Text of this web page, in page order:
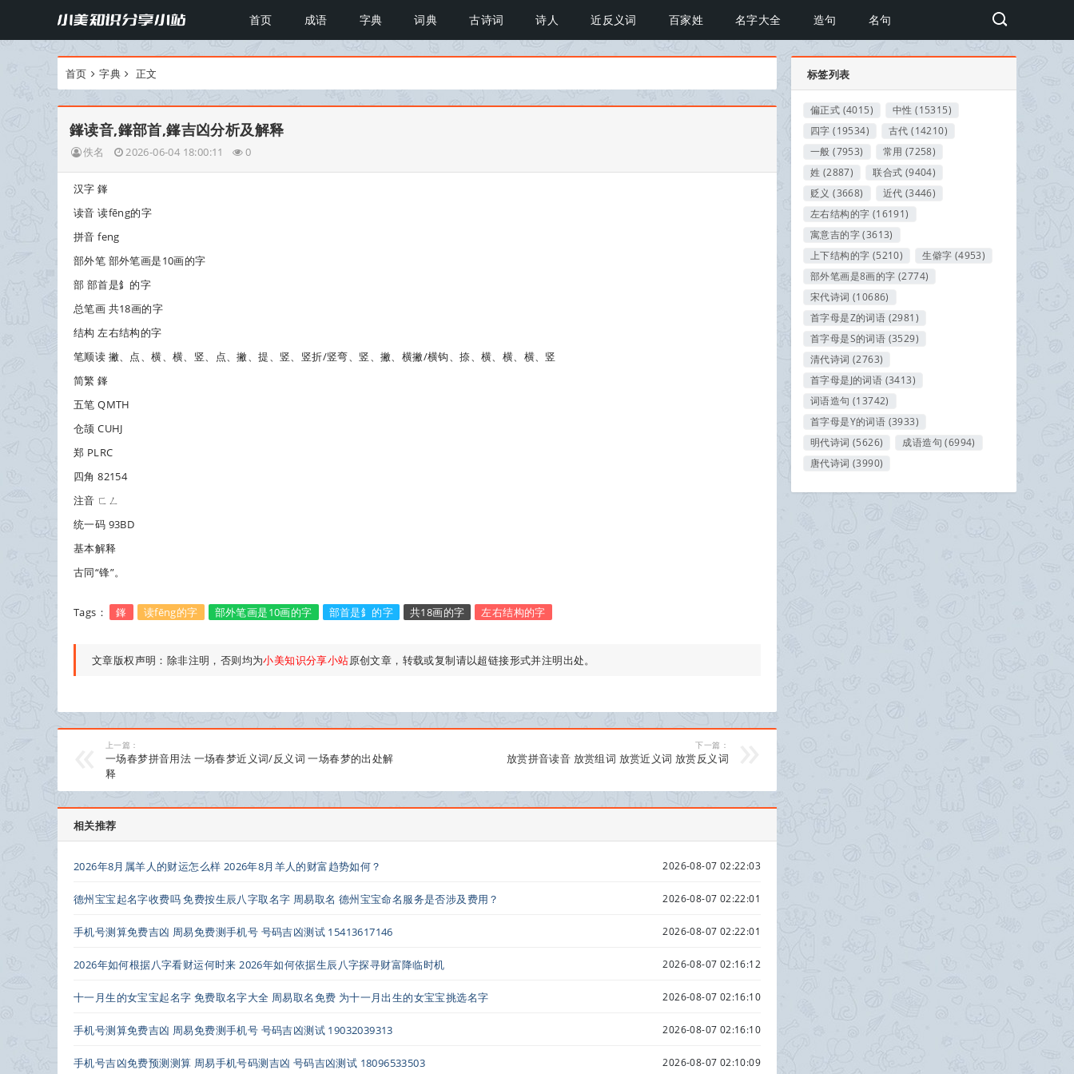
首页 成语 字典 词典 古诗词 诗人 近反义词 百家姓 名字大全 造句 名句
首页 字典 正文
鎽读音,鎽部首,鎽吉凶分析及解释
佚名 2026-06-04 18:00:11 0
汉字鎽
读音 读fēng的字
拼音 feng
部外笔 部外笔画是10画的字
部 部首是釒的字
总笔画 共18画的字
结构 左右结构的字
笔顺读 撇、点、横、横、竖、点、撇、提、竖、竖折/竖弯、竖、撇、横撇/横钩、捺、横、横、横、竖
简繁 鎽
五笔 QMTH
仓颉 CUHJ
郑 PLRC
四角 82154
注音 ㄈㄥ
统一码 93BD
基本解释
古同“锋”。
Tags： 鎽 读fēng的字 部外笔画是10画的字 部首是釒的字 共18画的字 左右结构的字
文章版权声明：除非注明，否则均为小美知识分享小站原创文章，转载或复制请以超链接形式并注明出处。
上一篇：
一场春梦拼音用法 一场春梦近义词/反义词 一场春梦的出处解
释
下一篇：
放赏拼音读音 放赏组词 放赏近义词 放赏反义词
相关推荐
2026年8月属羊人的财运怎么样 2026年8月羊人的财富趋势如何？ 2026-08-07 02:22:03
德州宝宝起名字收费吗 免费按生辰八字取名字 周易取名 德州宝宝命名服务是否涉及费用？ 2026-08-07 02:22:01
手机号测算免费吉凶 周易免费测手机号 号码吉凶测试 15413617146 2026-08-07 02:22:01
2026年如何根据八字看财运何时来 2026年如何依据生辰八字探寻财富降临时机 2026-08-07 02:16:12
十一月生的女宝宝起名字 免费取名字大全 周易取名免费 为十一月出生的女宝宝挑选名字 2026-08-07 02:16:10
手机号测算免费吉凶 周易免费测手机号 号码吉凶测试 19032039313 2026-08-07 02:16:10
手机号吉凶免费预测测算 周易手机号码测吉凶 号码吉凶测试 18096533503 2026-08-07 02:10:09
标签列表
偏正式 (4015) 中性 (15315)
四字 (19534) 古代 (14210)
一般 (7953) 常用 (7258)
姓 (2887) 联合式 (9404)
贬义 (3668) 近代 (3446)
左右结构的字 (16191)
寓意吉的字(3613)
上下结构的字 (5210) 生僻字 (4953)
部外笔画是8画的字 (2774)
宋代诗词 (10686)
首字母是Z的词语 (2981)
首字母是S的词语 (3529)
清代诗词 (2763)
首字母是J的词语 (3413)
词语造句 (13742)
首字母是Y的词语 (3933)
明代诗词 (5626) 成语造句 (6994)
唐代诗词 (3990)